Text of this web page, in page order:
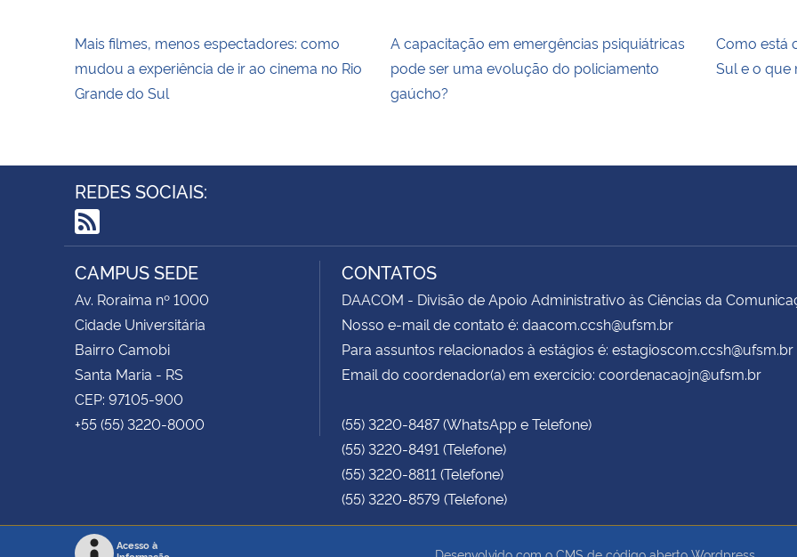
Mais filmes, menos espectadores: como
mudou a experiência de ir ao cinema no Rio
Grande do Sul
A capacitação em emergências psiquiátricas
pode ser uma evolução do policiamento
gaúcho?
Como está
Sul e o que
REDES SOCIAIS:
RSS
CAMPUS SEDE
Av. Roraima nº 1000
Cidade Universitária
Bairro Camobi
Santa Maria - RS
CEP: 97105-900
+55 (55) 3220-8000
CONTATOS
DAACOM - Divisão de Apoio Administrativo às Ciências da
Nosso e-mail de contato é: daacom.ccsh@ufsm.br
Para assuntos relacionados à estágios é: estagioscom.ccsh@ufsm.br
Email do coordenador(a) em exercício: coordenacaojn@ufsm.br
(55) 3220-8487 (WhatsApp e Telefone)
(55) 3220-8491 (Telefone)
(55) 3220-8811 (Telefone)
(55) 3220-8579 (Telefone)
Acesso à